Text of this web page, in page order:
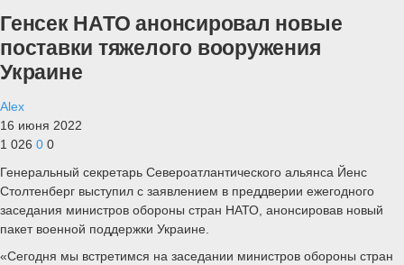
Генсек НАТО анонсировал новые
поставки тяжелого вооружения
Украине
Alex
16 июня 2022
1 026 0 0
Генеральный секретарь Североатлантического альянса Йенс
Столтенберг выступил с заявлением в преддверии ежегодного
заседания министров обороны стран НАТО, анонсировав новый
пакет военной поддержки Украине.
«Сегодня мы встретимся на заседании министров обороны стран